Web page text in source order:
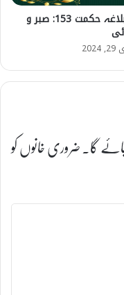
نہج البلاغہ حکمت 153: صبر و
گا۔ضروری خانوں کو